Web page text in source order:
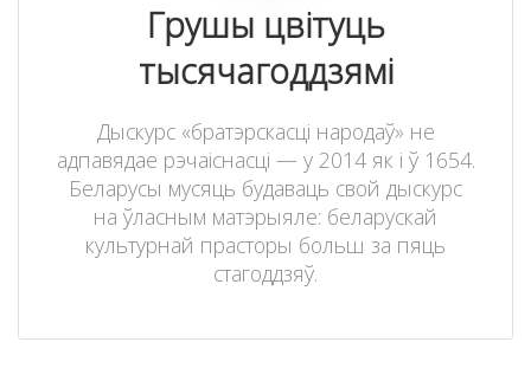
Грушы цвітуць
тысячагоддзямі
Дыскурс «братэрскасці народаў» не
адпавядае рэчаіснасці — у 2014 як і ў 1654.
Беларусы мусяць будаваць свой дыскурс
на ўласным матэрыяле: беларускай
культурнай прасторы больш за пяць
стагоддзяў.